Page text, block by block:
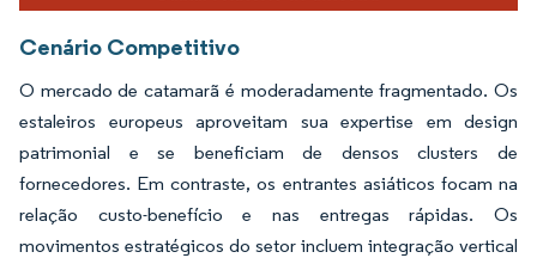
Cenário Competitivo
O mercado de catamarã é moderadamente fragmentado. Os
estaleiros europeus aproveitam sua expertise em design
patrimonial e se beneficiam de densos clusters de
fornecedores. Em contraste, os entrantes asiáticos focam na
relação custo-benefício e nas entregas rápidas. Os
movimentos estratégicos do setor incluem integração vertical